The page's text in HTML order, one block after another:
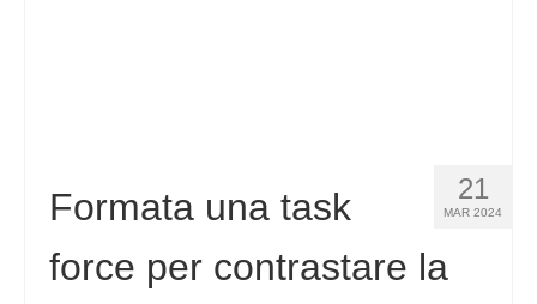
21
MAR 2024
Formata una task
force per contrastare la